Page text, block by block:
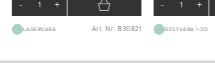
- +
LAGERVARA Art. Nr: B30821
- +
BEST.VARA 1-3D